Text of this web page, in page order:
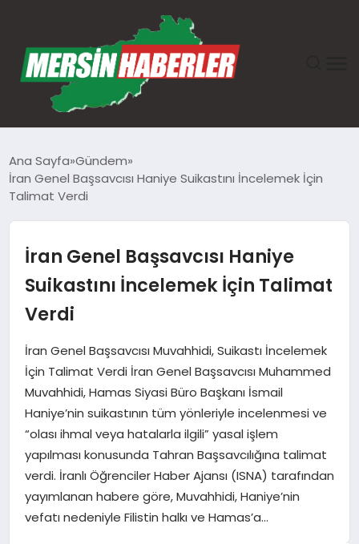
GÜNDEM
TEKNOLOJI
SPOR
YAŞAM
EĞITIM
Ana Sayfa Gündem
İran Genel Başsavcısı Haniye Suikastını İncelemek İçin
Talimat Verdi
İran Genel Başsavcısı Haniye
Suikastını İncelemek İçin Talimat
Verdi
İran Genel Başsavcısı Muvahhidi, Suikastı İncelemek
İçin Talimat Verdi İran Genel Başsavcısı Muhammed
Muvahhidi, Hamas Siyasi Büro Başkanı İsmail
Haniye’nin suikastının tüm yönleriyle incelenmesi ve
“olası ihmal veya hatalarla ilgili” yasal işlem
yapılması konusunda Tahran Başsavcılığına talimat
verdi. İranlı Öğrenciler Haber Ajansı (ISNA) tarafından
yayımlanan habere göre, Muvahhidi, Haniye’nin
vefatı nedeniyle Filistin halkı ve Hamas’a…